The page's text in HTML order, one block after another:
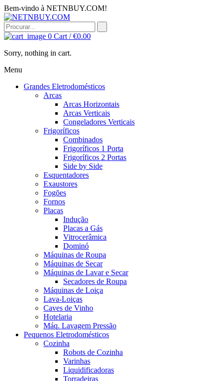
Bem-vindo à NETNBUY.COM!
0 Cart /€0.00
Sorry, nothing in cart.
Menu
Grandes Eletrodomésticos
Arcas
Arcas Horizontais
Arcas Verticais
Congeladores Verticais
Frigoríficos
Combinados
Frigoríficos 1 Porta
Frigoríficos 2 Portas
Side by Side
Esquentadores
Exaustores
Fogões
Fornos
Placas
Indução
Placas a Gás
Vitrocerâmica
Dominó
Máquinas de Roupa
Máquinas de Secar
Máquinas de Lavar e Secar
Secadores de Roupa
Máquinas de Loiça
Lava-Loiças
Caves de Vinho
Hotelaria
Máq. Lavagem Pressão
Pequenos Eletrodomésticos
Cozinha
Robots de Cozinha
Varinhas
Liquidificadoras
Torradeiras